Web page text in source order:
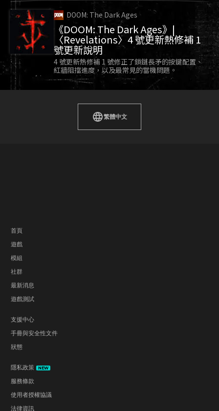
id Software 推出《雷神之鎚 III》(Quake
III Arena)。《雷神之鎚 III》把重點聚焦在線上多人
遊戲，很快就在全世界成為區網派對和 FPS 競賽的
中流砥柱。
2004
凸貼圖和動態竹像素光影，讓緊繃的氣氛得以無限
放大。
《毀滅戰士 3》
2006
id Software 在 Xbox Live Marketplace 上重新發行
DOOM: The Dark Ages
《DOOM: The Dark Ages》|
〈Revelations〉4 號更新熱修補 1
號更新說明
4 號更新熱修補 1 號修正了鎖鏈長矛的按鍵配置、
紅牆阻擋進度，以及最常見的當機問題。
繁體中文
首頁
遊戲
模組
社群
最新消息
遊戲測試
支援中心
手冊與安全性文件
狀態
隱私政策 NEW
服務條款
使用者授權協議
法律資訊